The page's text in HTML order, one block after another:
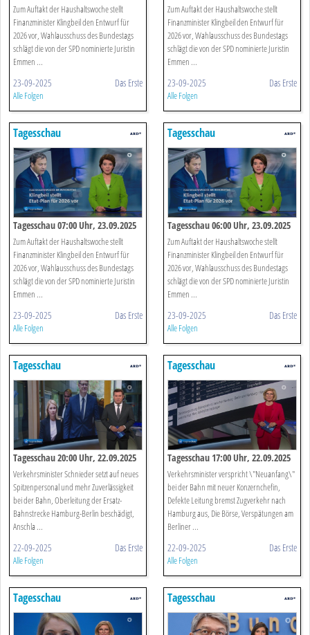
Zum Auftakt der Haushaltswoche stellt
Finanzminister Klingbeil den Entwurf für
2026 vor, Wahlausschuss des Bundestags
schlägt die von der SPD nominierte Juristin
Emmen ...
23-09-2025 Das Erste
Alle Folgen
Zum Auftakt der Haushaltswoche stellt
Finanzminister Klingbeil den Entwurf für
2026 vor, Wahlausschuss des Bundestags
schlägt die von der SPD nominierte Juristin
Emmen ...
23-09-2025 Das Erste
Alle Folgen
Tagesschau
Tagesschau 07:00 Uhr, 23.09.2025
Zum Auftakt der Haushaltswoche stellt
Finanzminister Klingbeil den Entwurf für
2026 vor, Wahlausschuss des Bundestags
schlägt die von der SPD nominierte Juristin
Emmen ...
23-09-2025 Das Erste
Alle Folgen
Tagesschau
Tagesschau 06:00 Uhr, 23.09.2025
Zum Auftakt der Haushaltswoche stellt
Finanzminister Klingbeil den Entwurf für
2026 vor, Wahlausschuss des Bundestags
schlägt die von der SPD nominierte Juristin
Emmen ...
23-09-2025 Das Erste
Alle Folgen
Tagesschau
Tagesschau 20:00 Uhr, 22.09.2025
Verkehrsminister Schnieder setzt auf neues
Spitzenpersonal und mehr Zuverlässigkeit
bei der Bahn, Oberleitung der Ersatz-
Bahnstrecke Hamburg-Berlin beschädigt,
Anschla ...
22-09-2025 Das Erste
Alle Folgen
Tagesschau
Tagesschau 17:00 Uhr, 22.09.2025
Verkehrsminister verspricht \"Neuanfang\"
bei der Bahn mit neuer Konzernchefin,
Defekte Leitung bremst Zugverkehr nach
Hamburg aus, Die Börse, Verspätungen am
Berliner ...
22-09-2025 Das Erste
Alle Folgen
Tagesschau Tagesschau